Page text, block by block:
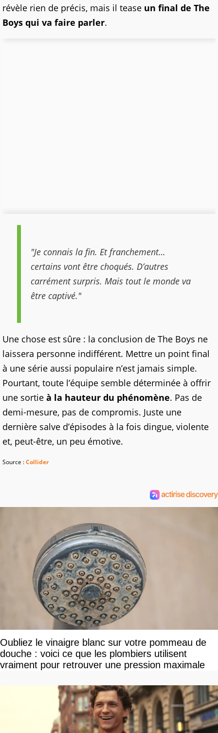
révèle rien de précis, mais il tease un final de The
Boys qui va faire parler.
"Je connais la fin. Et franchement…
certains vont être choqués. D’autres
carrément surpris. Mais tout le monde va
être captivé."
Une chose est sûre : la conclusion de The Boys ne
laissera personne indifférent. Mettre un point final
à une série aussi populaire n’est jamais simple.
Pourtant, toute l’équipe semble déterminée à offrir
une sortie à la hauteur du phénomène. Pas de
demi-mesure, pas de compromis. Juste une
dernière salve d’épisodes à la fois dingue, violente
et, peut-être, un peu émotive.
Source :Collider
Oubliez le vinaigre blanc sur votre pommeau de
douche : voici ce que les plombiers utilisent
vraiment pour retrouver une pression maximale